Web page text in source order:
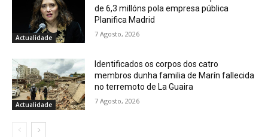
Actualidade
de 6,3 millóns pola empresa pública
Planifica Madrid
7 Agosto, 2026
Actualidade
Identificados os corpos dos catro
membros dunha familia de Marín fallecida
no terremoto de La Guaira
7 Agosto, 2026